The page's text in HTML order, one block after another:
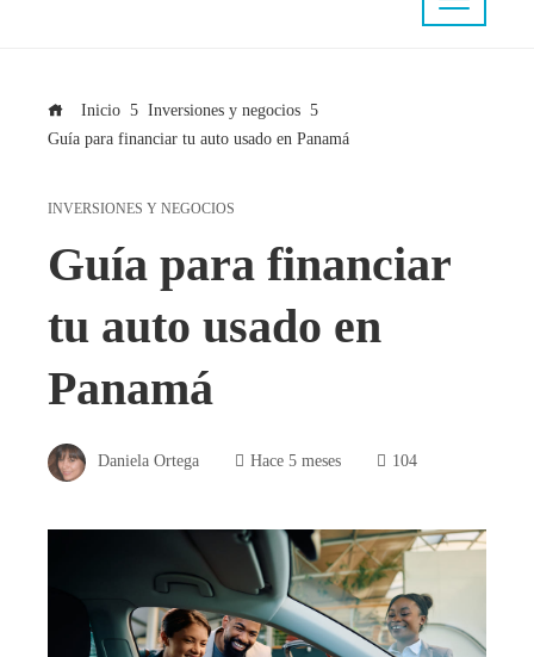
Inicio
Inversiones y negocios
Guía para financiar tu auto usado en Panamá
INVERSIONES Y NEGOCIOS
Guía para financiar
tu auto usado en
Panamá
Daniela Ortega Hace 5 meses 104